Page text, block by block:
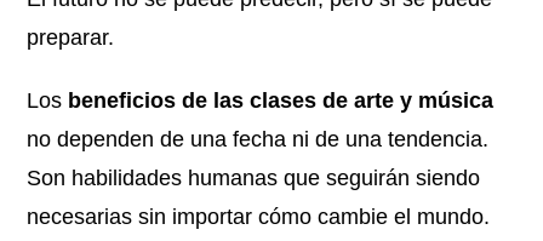
preparar.
Los beneficios de las clases de arte y música
no dependen de una fecha ni de una tendencia.
Son habilidades humanas que seguirán siendo
necesarias sin importar cómo cambie el mundo.